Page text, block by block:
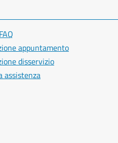
appuntamento
disservizio
assistenza